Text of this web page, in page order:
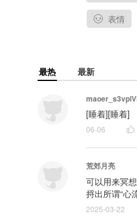
表情
最热 最新
[睡着][睡着]
06-06
荒郊月亮
可以用来冥
捋出所谓“心
2025-03-22